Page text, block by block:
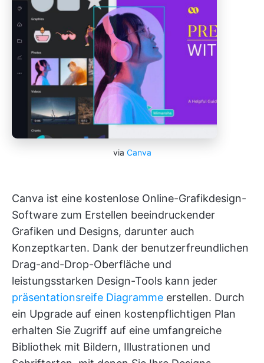
via Canva
Canva ist eine kostenlose Online-Grafikdesign-
Software zum Erstellen beeindruckender
Grafiken und Designs, darunter auch
Konzeptkarten. Dank der benutzerfreundlichen
Drag-and-Drop-Oberfläche und
leistungsstarken Design-Tools kann jeder
präsentationsreife Diagramme erstellen. Durch
ein Upgrade auf einen kostenpflichtigen Plan
erhalten Sie Zugriff auf eine umfangreiche
Bibliothek mit Bildern, Illustrationen und